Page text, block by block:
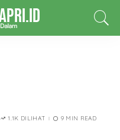
1.1K DILIHAT 9 MIN READ